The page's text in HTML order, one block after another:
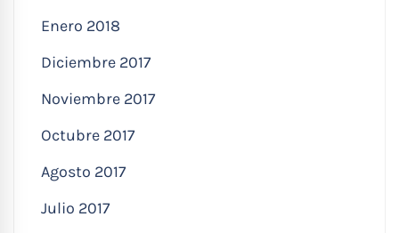
Enero 2018
Diciembre 2017
Noviembre 2017
Octubre 2017
Agosto 2017
Julio 2017